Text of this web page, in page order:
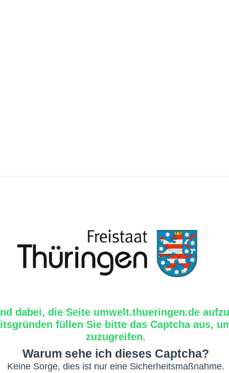
dabei, die Seite umwelt.thueringen.de
füllen Sie bitte das Captcha aus,
zuzugreifen.
Warum sehe ich dieses Captcha?
Keine Sorge, dies ist nur eine Sicherheitsmaßnahme.